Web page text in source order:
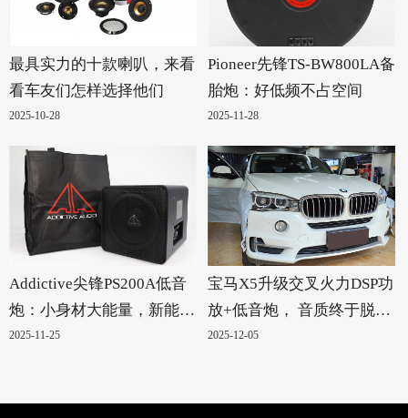
最具实力的十款喇叭，来看
看车友们怎样选择他们
2025-10-28
Pioneer先锋TS-BW800LA备
胎炮：好低频不占空间
2025-11-28
Addictive尖锋PS200A低音
炮：小身材大能量，新能源
汽车的绝配！
2025-11-25
宝马X5升级交叉火力DSP功
放+低音炮， 音质终于脱胎
换骨
2025-12-05